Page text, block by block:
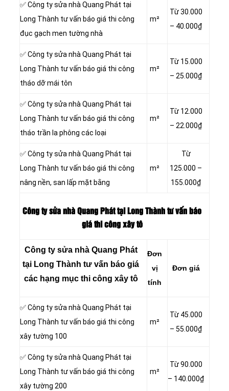
✅ Công ty sửa nhà Quang Phát tại
Long Thành tư vấn báo giá thi công
đục gạch men tường nhà
m²
Từ 30.000
– 40.000₫
✅ Công ty sửa nhà Quang Phát tại
Long Thành tư vấn báo giá thi công
tháo dỡ mái tôn
m²
Từ 15.000
– 25.000₫
✅ Công ty sửa nhà Quang Phát tại
Long Thành tư vấn báo giá thi công
tháo trần la phông các loại
m²
Từ 12.000
– 22.000₫
✅ Công ty sửa nhà Quang Phát tại
Long Thành tư vấn báo giá thi công
nâng nền, san lấp mặt bằng
m²
Từ
125.000 –
155.000₫
Công ty sửa nhà Quang Phát tại Long Thành tư vấn báo
giá thi công xây tô
Công ty sửa nhà Quang Phát
tại Long Thành tư vấn báo giá
các hạng mục thi công xây tô
Đơn
vị
tính
Đơn giá
✅ Công ty sửa nhà Quang Phát tại
Long Thành tư vấn báo giá thi công
xây tường 100
m²
Từ 45.000
– 55.000₫
✅ Công ty sửa nhà Quang Phát tại
Long Thành tư vấn báo giá thi công
xây tường 200
m²
Từ 90.000
– 140.000₫